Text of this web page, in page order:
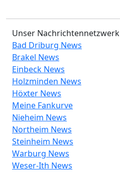
Unser Nachrichtennetzwerk
Bad Driburg News
Brakel News
Einbeck News
Holzminden News
Höxter News
Meine Fankurve
Nieheim News
Northeim News
Steinheim News
Warburg News
Weser-Ith News